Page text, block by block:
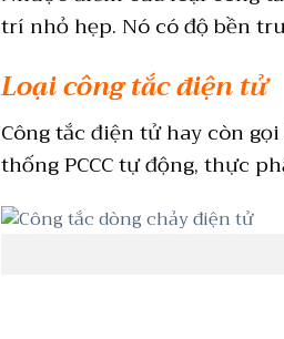
trí nhỏ hẹp. Nó có độ bền
Loại công tắc điện tử
Công tắc điện tử hay còn
thống PCCC tự động, thực